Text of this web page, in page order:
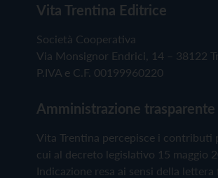
Vita Trentina Editrice
Società Cooperativa
Via Monsignor Endrici, 14 – 38122
P.IVA e C.F. 00199960220
Amministrazione trasparente
Vita Trentina percepisce i
cui al decreto legislativo 15 maggio
Indicazione resa ai sensi della lettera